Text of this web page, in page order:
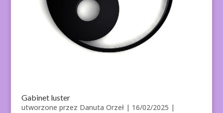
Gabinet luster
utworzone przez Danuta Orzeł| 16/02/2025 |